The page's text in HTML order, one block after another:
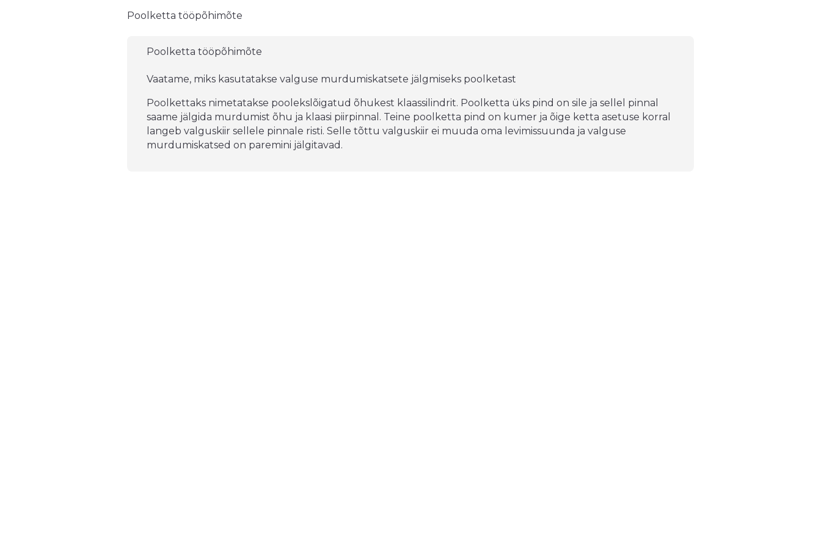
Poolketta tööpõhimõte
Poolketta tööpõhimõte
Vaatame, miks kasutatakse valguse murdumiskatsete jälgmiseks poolketast
Poolkettaks nimetatakse poolekslõigatud õhukest klaassilindrit. Poolketta üks pind on sile ja sellel pinnal
saame jälgida murdumist õhu ja klaasi piirpinnal. Teine poolketta pind on kumer ja õige ketta asetuse korral
langeb valguskiir sellele pinnale risti. Selle tõttu valguskiir ei muuda oma levimissuunda ja valguse
murdumiskatsed on paremini jälgitavad.